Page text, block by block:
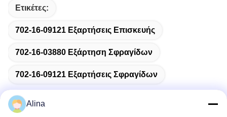
Ετικέτες:
702-16-09121 Εξαρτήσεις Επισκευής
702-16-03880 Εξάρτηση Σφραγίδων
702-16-09121 Εξαρτήσεις Σφραγίδων
Alina